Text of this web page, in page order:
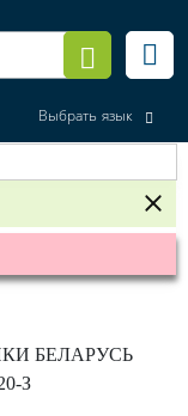
Выбрать язык
БЕЛАРУСЬ
З